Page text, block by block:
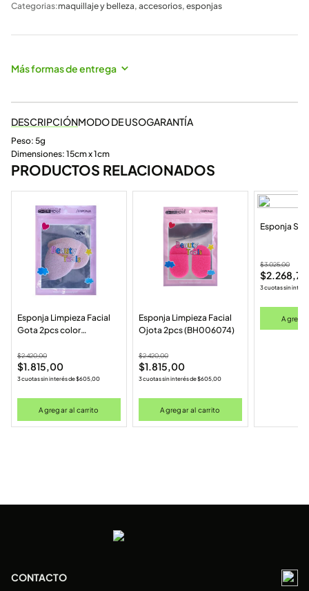
Categorias:maquillaje y belleza, accesorios, esponjas
Más formas de entrega
DESCRIPCIÓNMODO DE USOGARANTÍA
Peso: 5g
Dimensiones: 15cm x 1cm
PRODUCTOS RELACIONADOS
Esponja Limpieza Facial
Gota 2pcs color
$2.420,00
$1.815,00
3 cuotas sin interés de$605,00
Agregar al carrito
Esponja Limpieza Facial
Ojota 2pcs (BH006074)
$2.420,00
$1.815,00
3 cuotas sin interés de$605,00
Agregar al carrito
Esponja
$3.025,00
$2.268,75
3 cuotas sin
CONTACTO